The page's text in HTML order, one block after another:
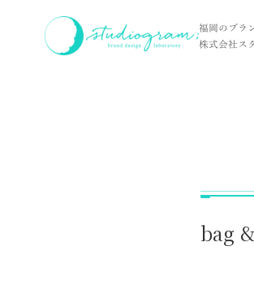
福岡のブラ
株式会社ス
ホーム
bag